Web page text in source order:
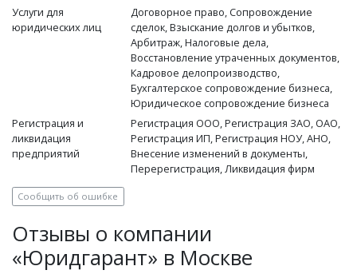
Услуги для
юридических лиц
Договорное право, Сопровождение
сделок, Взыскание долгов и убытков,
Арбитраж, Налоговые дела,
Восстановление утраченных документов,
Кадровое делопроизводство,
Бухгалтерское сопровождение бизнеса,
Юридическое сопровождение бизнеса
Регистрация и
ликвидация
предприятий
Регистрация ООО, Регистрация ЗАО, ОАО,
Регистрация ИП, Регистрация НОУ, АНО,
Внесение изменений в документы,
Перерегистрация, Ликвидация фирм
Сообщить об ошибке
Отзывы о компании
«Юридгарант» в Москве